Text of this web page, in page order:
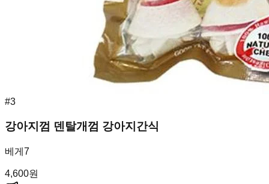
#3
강아지껌 덴탈개껌 강아지간식
베게7
4,600원